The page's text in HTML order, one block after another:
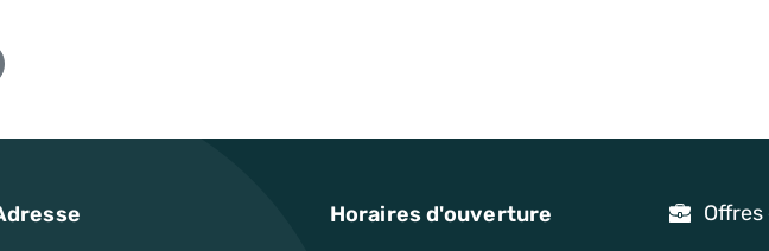
Horaires d'ouverture